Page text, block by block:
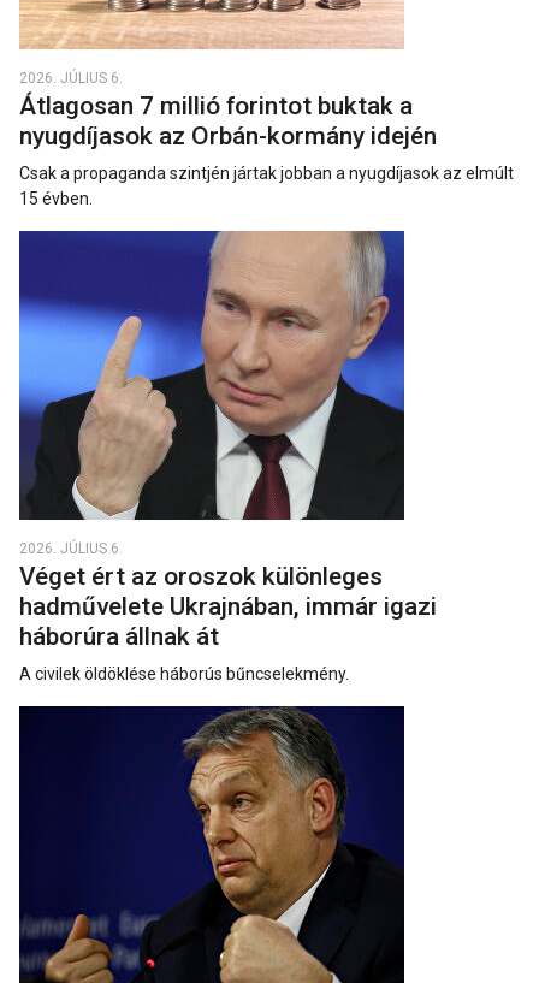
2026. JÚLIUS 6.
Átlagosan 7 millió forintot buktak a
nyugdíjasok az Orbán-kormány idején
Csak a propaganda szintjén jártak jobban a nyugdíjasok az elmúlt
15 évben.
2026. JÚLIUS 6.
Véget ért az oroszok különleges
hadművelete Ukrajnában, immár igazi
háborúra állnak át
A civilek öldöklése háborús bűncselekmény.